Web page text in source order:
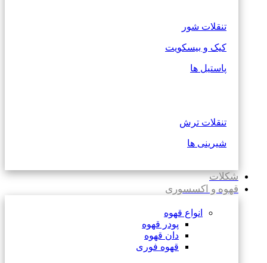
تنقلات شور
کیک و بیسکویت
پاستیل ها
تنقلات ترش
شیرینی ها
شکلات
قهوه و اکسسوری
انواع قهوه
پودر قهوه
دان قهوه
قهوه فوری